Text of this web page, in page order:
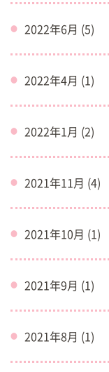
2022年6月 (5)
2022年4月 (1)
2022年1月 (2)
2021年11月 (4)
2021年10月 (1)
2021年9月 (1)
2021年8月 (1)